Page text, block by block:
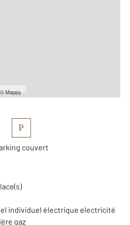
©Mappy
P
couvert
individuel électrique electricité
gaz